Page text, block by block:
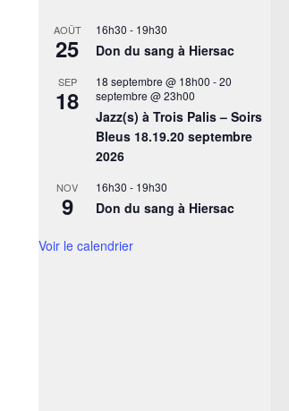
AOÛT
25
16h30 - 19h30
Don du sang à Hiersac
SEP
18
18 septembre @ 18h00 -20
septembre @ 23h00
Jazz(s) à Trois Palis – Soirs
Bleus 18.19.20 septembre
2026
NOV
9
16h30 - 19h30
Don du sang à Hiersac
Voir le calendrier